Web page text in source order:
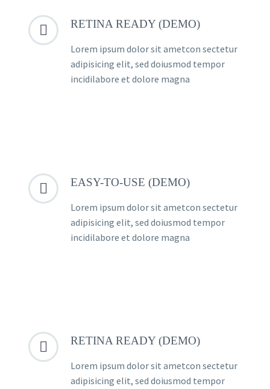

 RETINA READY (DEMO)
Lorem ipsum dolor sit ametcon sectetur
adipisicing elit, sed doiusmod tempor
incidilabore et dolore magna

 EASY-TO-USE (DEMO)
Lorem ipsum dolor sit ametcon sectetur
adipisicing elit, sed doiusmod tempor
incidilabore et dolore magna

 RETINA READY (DEMO)
Lorem ipsum dolor sit ametcon sectetur
adipisicing elit, sed doiusmod tempor